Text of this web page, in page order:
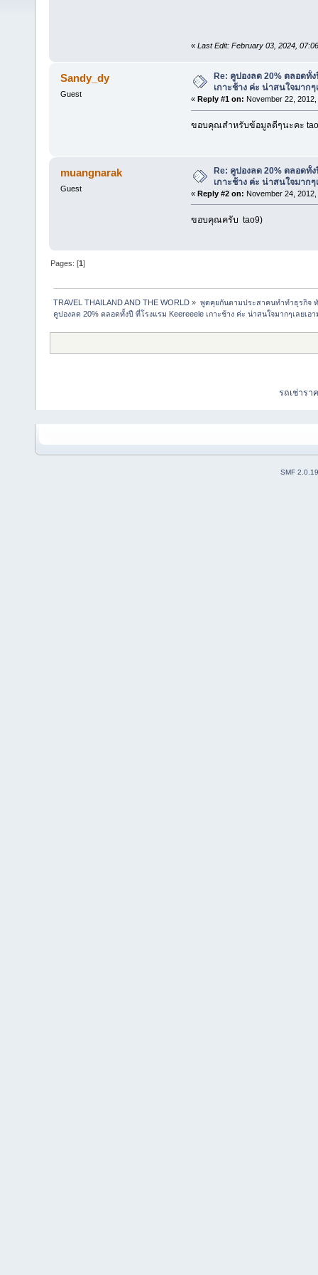
« Last Edit: February 03, 2024,
Sandy_dy
Guest
Re: คูปองลด 20% ตลอดทั้
เกาะช้าง ค่ะ น่าสนใจมากๆ
« Reply #1 on: November 22,
ขอบคุณสำหรับข้อมูลดีๆนะคะ
muangnarak
Guest
Re: คูปองลด 20% ตลอดทั้
เกาะช้าง ค่ะ น่าสนใจมากๆ
« Reply #2 on: November 24,
ขอบคุณครับ tao9)
Pages: [1]
TRAVEL THAILAND AND THE WORLD » พูดคุยกันตามประสาคนทำทำธุรกิจ ทั
คูปองลด 20% ตลอดทั้งปี ที่โรงแรม Keereeele เกาะช้าง ค่ะ น่าสนใจมากๆเลยเอ
รถเช่าร
SMF 2.0.19